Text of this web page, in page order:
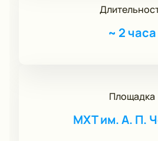
~ 2 часа
Площадка
МХТ им. А. П.